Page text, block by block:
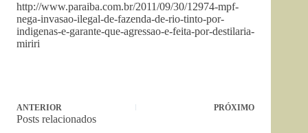
http://www.paraiba.com.br/2011/09/30/12974-mpf-
nega-invasao-ilegal-de-fazenda-de-rio-tinto-por-
indigenas-e-garante-que-agressao-e-feita-por-destilaria-
miriri
ANTERIOR PRÓXIMO
Posts relacionados